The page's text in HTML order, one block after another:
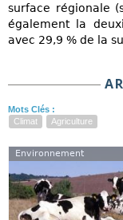
surface régionale
également la
avec 29,9 % de la
Mots Clés :
Climat
Agriculture
Environnement